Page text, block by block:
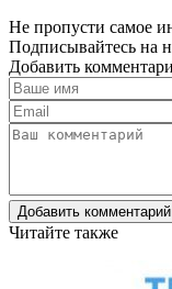
Не пропусти самое
Подписывайтесь на
Добавить
Добавить комментарий
Читайте также